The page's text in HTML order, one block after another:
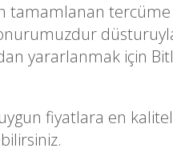
tamamlanan
onurumuzdur
yararlanmak için
fiyatlara en